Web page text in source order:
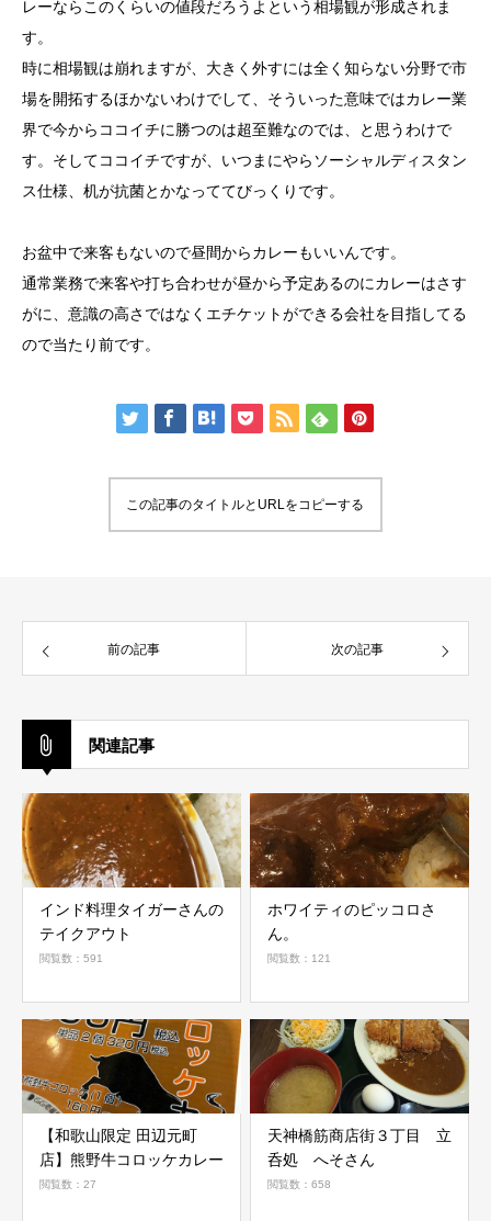
レーならこのくらいの値段だろうよという相場観が形成されま
す。
時に相場観は崩れますが、大きく外すには全く知らない分野で市
場を開拓するほかないわけでして、そういった意味ではカレー業
界で今からココイチに勝つのは超至難なのでは、と思うわけで
す。そしてココイチですが、いつまにやらソーシャルディスタン
ス仕様、机が抗菌とかなっててびっくりです。
お盆中で来客もないので昼間からカレーもいいんです。
通常業務で来客や打ち合わせが昼から予定あるのにカレーはさす
がに、意識の高さではなくエチケットができる会社を目指してる
ので当たり前です。
この記事のタイトルとURLをコピーする
前の記事 次の記事
関連記事
インド料理タイガーさんの
テイクアウト
閲覧数：591
ホワイティのピッコロさ
ん。
閲覧数：121
【和歌山限定 田辺元町
店】熊野牛コロッケカレー
閲覧数：27
天神橋筋商店街３丁目 立
呑処 へそさん
閲覧数：658